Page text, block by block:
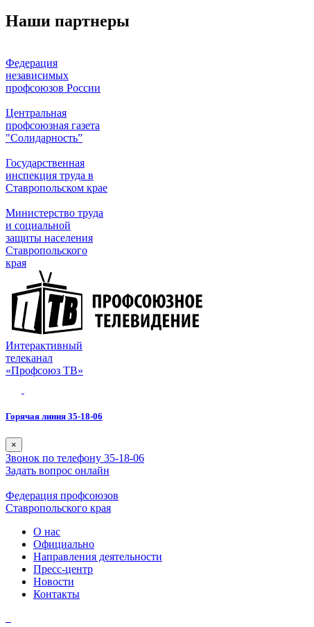
Наши партнеры
Федерация
независимых
профсоюзов России
Центральная
профсоюзная газета
"Солидарность”
Государственная
инспекция труда в
Ставропольском крае
Министерство труда
и социальной
защиты населения
Ставропольского
края
Интерактивный
телеканал
«Профсоюз ТВ»
Горячая линия 35-18-06
×
Звонок по телефону 35-18-06
Задать вопрос онлайн
Федерация профсоюзов
Ставропольского края
О нас
Официально
Направления деятельности
Пресс-центр
Новости
Контакты